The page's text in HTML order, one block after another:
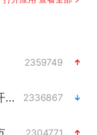
2359749
中方回应是否在太平洋海底开采稀土 2336867